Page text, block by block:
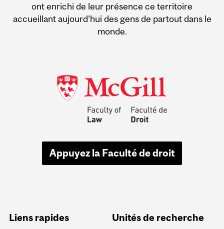
ont enrichi de leur présence ce territoire
accueillant aujourd’hui des gens de partout dans le
monde.
Appuyez la Faculté de droit
Liens rapides Unités de recherche